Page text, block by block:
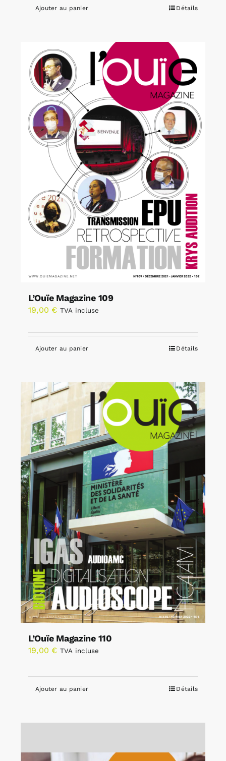
Ajouter au panier Détails
L’Ouïe Magazine 109
19,00 € TVA incluse
Ajouter au panier Détails
L’Ouïe Magazine 110
19,00 € TVA incluse
Ajouter au panier Détails